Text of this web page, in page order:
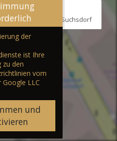
Weg 1, 24107 Kiel-Suchsdorf
der
ist Ihre
zu den
vom
LLC
und